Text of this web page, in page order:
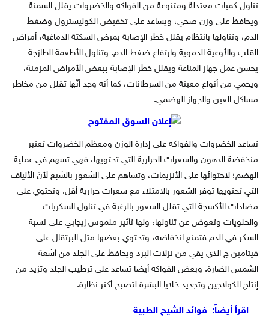
تناول كميات معتدلة ومتنوعة من الفواكه والخضروات يقلل السمنة
ويحافظ على وزن صحي، ويساعد على تخفيض الكوليسترول وضغط
الدم، وتناولها بانتظام يقلل خطر الإصابة بمرض السكتة الدماغية، أمراض
القلب والأوعية الدموية وارتفاع ضغط الدم. وتناول الأطعمة الطازجة
يحسن عمل جهاز المناعة ويقلل خطر الإصابة ببعض الأمراض المزمنة،
ويحمي من أنواع معينة من السرطانات، كما أنه وجد أنّها تقلل من مخاطر
مشاكل العين والجهاز الهضمي.
تساعد الخضروات والفواكه على إدارة الوزن ومعظم الخضروات تعتبر
منخفضة الدهون والسعرات الحرارية التي تحتويها، فهي تسهم في عملية
الهضم؛ لاحتوائها على الأنزيمات، وتساهم على الشعور بالشبع لأنّ الألياف
التي تحتويها توفر الشعور بالامتلاء مع سعرات حرارية أقل. وتحتوي على
مضادات الأكسجة التي تقلل الشعور بالرغبة في تناول السكريات
والحلويات وتعوض عن تناولها، ولها تأثير ملموس إيجابي على نسبة
السكر في الدم فتمنع انخفاضه، وتحتوي بعضها مثل البرتقال على
فيتامين ج الذي يقي من نزلات البرد ويحافظ على الجلد من أشعة
الشمس الضارة. وبعض الفواكه أيضا تساعد على ترطيب الجلد وتزيد من
إنتاج الكولاجين وتجديد خلايا البشرة لتصبح أكثر نظارة.
اقرأ أيضاً: فوائد الشيح الطبية